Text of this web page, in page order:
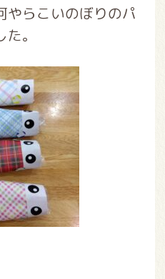
やらこいのぼりのパ
。